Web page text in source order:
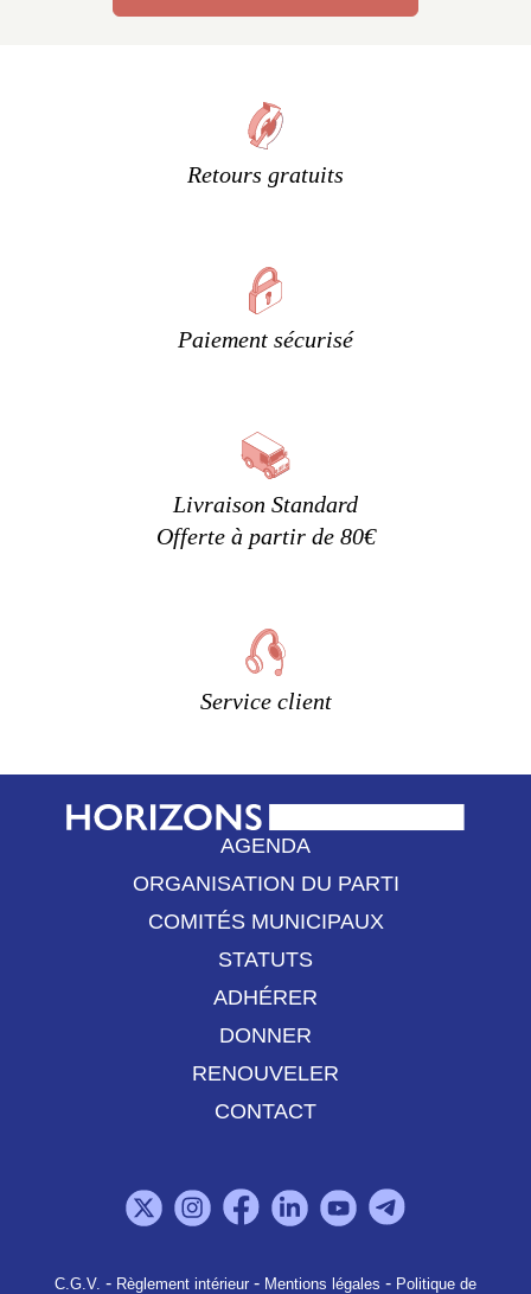
Retours gratuits
Paiement sécurisé
Livraison Standard
Offerte à partir de 80€
Service client
AGENDA
ORGANISATION DU PARTI
COMITÉS MUNICIPAUX
STATUTS
ADHÉRER
DONNER
RENOUVELER
CONTACT
C.G.V. - Règlement intérieur - Mentions légales - Politique de